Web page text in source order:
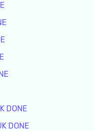
DONE
DONE